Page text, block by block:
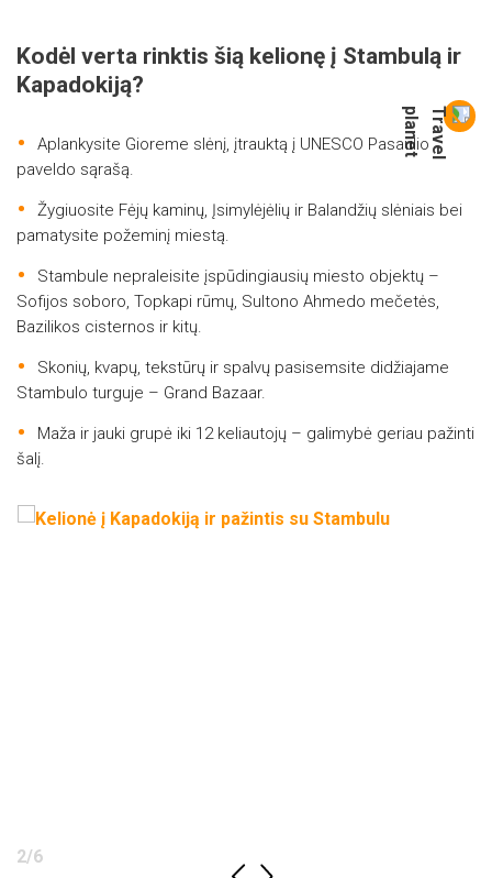
Kodėl verta rinktis šią kelionę į Stambulą ir
Kapadokiją?
Aplankysite Gioreme slėnį, įtrauktą į UNESCO Pasaulio
paveldo sąrašą.
Žygiuosite Fėjų kaminų, Įsimylėjėlių ir Balandžių slėniais bei
pamatysite požeminį miestą.
Stambule nepraleisite įspūdingiausių miesto objektų –
Sofijos soboro, Topkapi rūmų, Sultono Ahmedo mečetės,
Bazilikos cisternos ir kitų.
Skonių, kvapų, tekstūrų ir spalvų pasisemsite didžiajame
Stambulo turguje – Grand Bazaar.
Maža ir jauki grupė iki 12 keliautojų – galimybė geriau pažinti
šalį.
2/6